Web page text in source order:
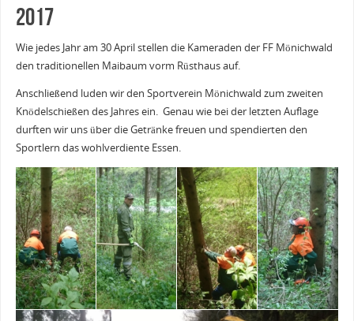
2017
Wie jedes Jahr am 30 April stellen die Kameraden der FF Mönichwald
den traditionellen Maibaum vorm Rüsthaus auf.
Anschließend luden wir den Sportverein Mönichwald zum zweiten
Knödelschießen des Jahres ein. Genau wie bei der letzten Auflage
durften wir uns über die Getränke freuen und spendierten den
Sportlern das wohlverdiente Essen.